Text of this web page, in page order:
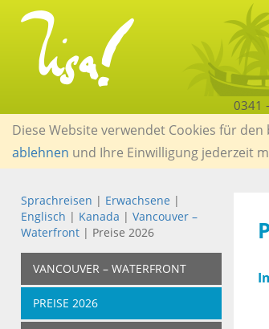
0341
Diese Website verwendet Cookies für
ablehnen und Ihre Einwilligung jederzeit
Sprachreisen | Erwachsene |
Englisch | Kanada | Vancouver –
Waterfront| Preise 2026
VANCOUVER – WATERFRONT
PREISE 2026